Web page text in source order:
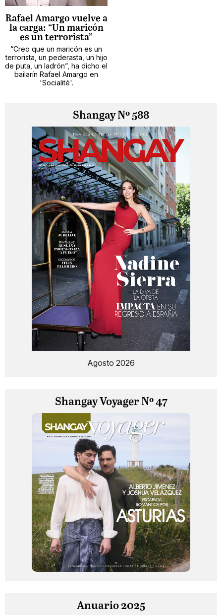
Rafael Amargo vuelve a
la carga: “Un maricón
es un terrorista”
“Creo que un maricón es un
terrorista, un pederasta, un hijo
de puta, un ladrón”, ha dicho el
bailarín Rafael Amargo en
'Socialité'.
Shangay Nº 588
Agosto 2026
Shangay Voyager Nº 47
Anuario 2025